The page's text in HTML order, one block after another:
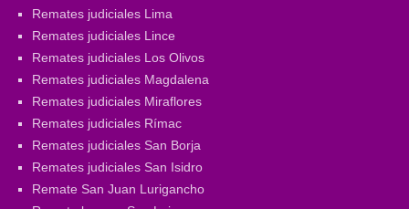
Remates judiciales Lima
Remates judiciales Lince
Remates judiciales Los Olivos
Remates judiciales Magdalena
Remates judiciales Miraflores
Remates judiciales Rímac
Remates judiciales San Borja
Remates judiciales San Isidro
Remate San Juan Lurigancho